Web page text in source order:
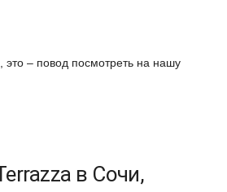
это – повод посмотреть на нашу
в Сочи,